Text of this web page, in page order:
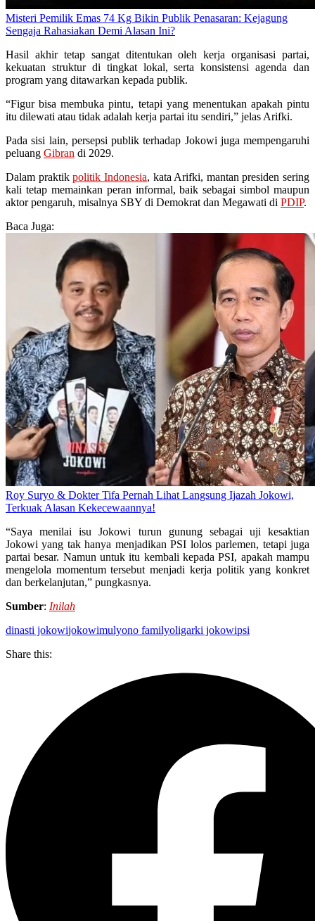
Misteri Pemilik Emas 74 Kg Bikin Publik Penasaran: Kejagung
Sengaja Rahasiakan Demi Alasan Ini?
Hasil akhir tetap sangat ditentukan oleh kerja organisasi partai,
kekuatan struktur di tingkat lokal, serta konsistensi agenda dan
program yang ditawarkan kepada publik.
“Figur bisa membuka pintu, tetapi yang menentukan apakah pintu
itu dilewati atau tidak adalah kerja partai itu sendiri,” jelas Arifki.
Pada sisi lain, persepsi publik terhadap Jokowi juga mempengaruhi
peluang Gibran di 2029.
Dalam praktikpolitik Indonesia, kata Arifki, mantan presiden sering
kali tetap memainkan peran informal, baik sebagai simbol maupun
aktor pengaruh, misalnya SBY di Demokrat dan Megawati di PDIP.
Baca Juga:
Roy Suryo & Dokter Tifa Pernah Lihat Langsung Ijazah Jokowi,
Terkuak Alasan Kekecewaannya!
“Saya menilai isu Jokowi turun gunung sebagai uji kesaktian
Jokowi yang tak hanya menjadikan PSI lolos parlemen, tetapi juga
partai besar. Namun untuk itu kembali kepada PSI, apakah mampu
mengelola momentum tersebut menjadi kerja politik yang konkret
dan berkelanjutan,” pungkasnya.
Sumber: Inilah
dinasti jokowijokowimulyono familyoligarki jokowipsi
Share this: